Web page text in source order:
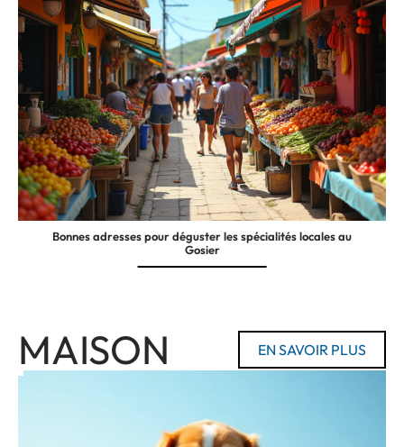
Bonnes adresses pour déguster les spécialités locales au
Gosier
MAISON EN SAVOIR PLUS